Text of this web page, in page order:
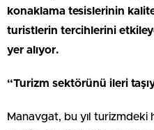
konaklama tesislerinin
turistlerin tercihlerini
yer alıyor.
“Turizm sektörünü ileri
Manavgat, bu yıl turizmdeki